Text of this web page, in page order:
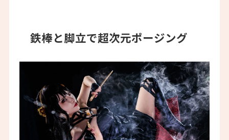
鉄棒と脚立で超次元ポージング